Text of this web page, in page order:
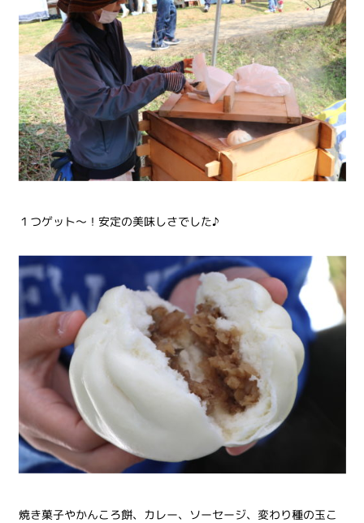
１つゲット〜！安定の美味しさでした♪
焼き菓子やかんころ餅、カレー、ソーセージ、変わり種の玉こ